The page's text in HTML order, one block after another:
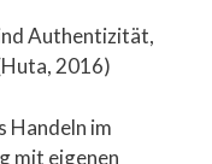
Authentizität,
2016)
Handeln im
mit eigenen